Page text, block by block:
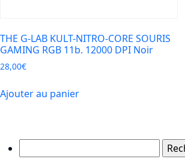
THE G-LAB KULT-NITRO-CORE SOURIS
GAMING RGB 11b. 12000 DPI Noir
28,00€
Ajouter au panier